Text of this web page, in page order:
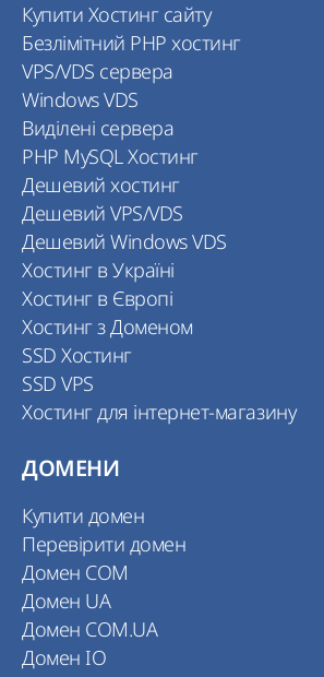
Купити Хостинг сайту
Безлімітний PHP хостинг
VPS/VDS сервера
Windows VDS
Виділені сервера
PHP MySQL Хостинг
Дешевий хостинг
Дешевий VPS/VDS
Дешевий Windows VDS
Хостинг в Україні
Хостинг в Європі
Хостинг з Доменом
SSD Хостинг
SSD VPS
Хостинг для інтернет-магазину
ДОМЕНИ
Купити домен
Перевірити домен
Домен COM
Домен UA
Домен COM.UA
Домен IO